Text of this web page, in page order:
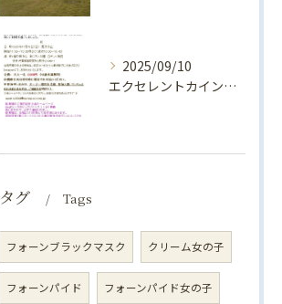
2025/09/10
エクセレントカインド犬舎親睦会（2025年）のお知らせ♪
タグ Tags
フォーンブラックマスク クリーム女の子
フォーンパイド フォーンパイド女の子